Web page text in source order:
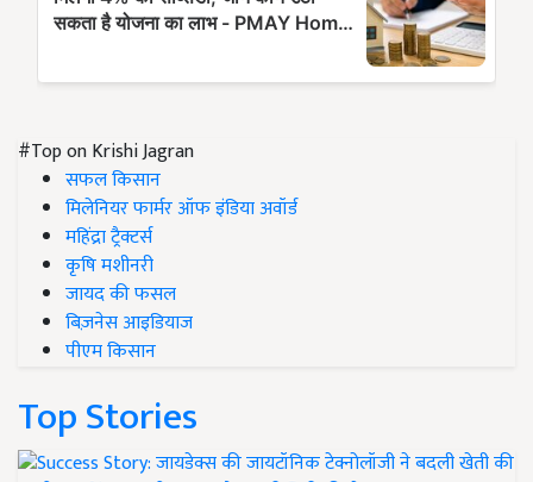
#Top on Krishi Jagran
सफल किसान
मिलेनियर फार्मर ऑफ इंडिया अवॉर्ड
महिंद्रा ट्रैक्टर्स
कृषि मशीनरी
जायद की फसल
बिज़नेस आइडियाज
पीएम किसान
Top Stories